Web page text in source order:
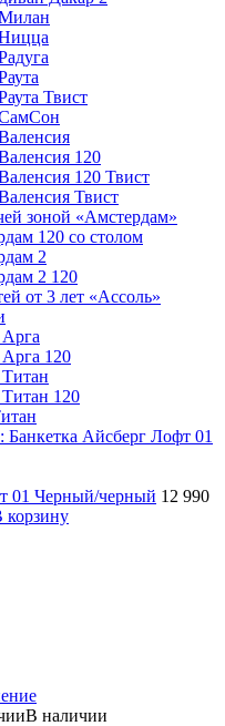
Милан
Твист
СамСон
120
120 Твист
Твист
зоной «Амстердам»
120 со столом
2
2 120
от 3 лет «Ассоль»
120
120
01 Черный/черный 12 990
корзину
В наличии